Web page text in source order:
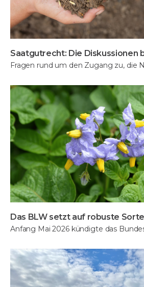
Saatgutrecht: Die Diskussionen
Fragen rund um den Zugang zu, die
Das BLW setzt auf robuste
Anfang Mai 2026 kündigte das